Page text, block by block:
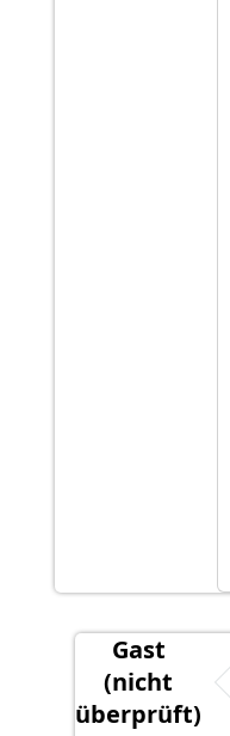
Gast
(nicht
überprüft)